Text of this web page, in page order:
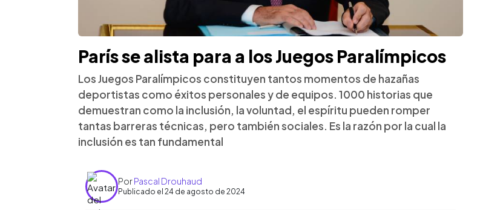
París se alista para a los Juegos Paralímpicos
Los Juegos Paralímpicos constituyen tantos momentos de hazañas
deportistas como éxitos personales y de equipos. 1000 historias que
demuestran como la inclusión, la voluntad, el espíritu pueden romper
tantas barreras técnicas, pero también sociales. Es la razón por la cual la
inclusión es tan fundamental
PorPascal Drouhaud
Publicado el 24 de agosto de 2024